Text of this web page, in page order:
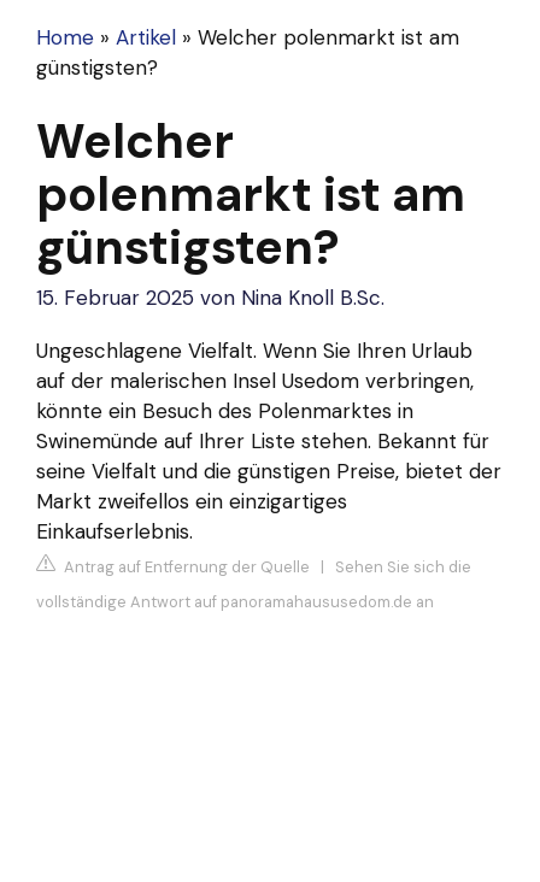
Home » Artikel » Welcher polenmarkt ist am
günstigsten?
Welcher
polenmarkt ist am
günstigsten?
15. Februar 2025 von Nina Knoll B.Sc.
Ungeschlagene Vielfalt. Wenn Sie Ihren Urlaub
auf der malerischen Insel Usedom verbringen,
könnte ein Besuch des Polenmarktes in
Swinemünde auf Ihrer Liste stehen. Bekannt für
seine Vielfalt und die günstigen Preise, bietet der
Markt zweifellos ein einzigartiges
Einkaufserlebnis.
Antrag auf Entfernung der Quelle | Sehen Sie sich die
vollständige Antwort auf panoramahaususedom.de an